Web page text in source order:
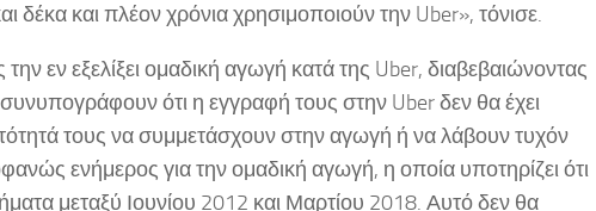
δέκα και πλέον χρόνια χρησιμοποιούν την Uber», τόνισε.
εν εξελίξει ομαδική αγωγή κατά της Uber, διαβεβαιώνοντας
ότι η εγγραφή τους στην Uber δεν θα έχει
τους να συμμετάσχουν στην αγωγή ή να λάβουν τυχόν
ενήμερος για την ομαδική αγωγή, η οποία υποτηρίζει ότι
μεταξύ Ιουνίου 2012 και Μαρτίου 2018. Αυτό δεν θα